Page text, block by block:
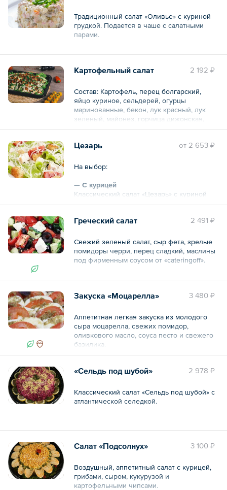
Традиционный салат «Оливье» с куриной
грудкой. Подается в чаше с салатными
парами.
2 192 ₽
Картофельный салат
Состав: Картофель, перец болгарский,
яйцо куриное, сельдерей, огурцы
маринованные, бекон, лук красный, лук
зеленый, майонез, горчица дижонская,
горчица зернистая.
Общий вес – 1.1 кг oт 2 653 ₽
Цезарь
На выбор:
— С курицей
Классический салат «Цезарь» с куриной
грудкой, зеленым салатом, помидорками
французского багета и соусом с анчоусами.
— С креветками
2 491 ₽
Греческий салат
Свежий зеленый салат, сыр фета, зрелые
помидоры черри, перец сладкий, маслины
под фирменным соусом от «cateringoff».
3 480 ₽
Закуска «Моцарелла»
Аппетитная легкая закуска из молодого
сыра моцарелла, свежих помидор,
оливкового масло, соуса песто и свежего
базилика.
Общий вес – 1.1 кг 2 978 ₽
«Сельдь под шубой»
Классический салат «Сельдь под шубой» с
атлантической селедкой.
Общий вес – 1.7 кг
3 100 ₽
Салат «Подсолнух»
Воздушный, аппетитный салат с курицей,
грибами, сыром, кукурузой и
картофельными чипсами.